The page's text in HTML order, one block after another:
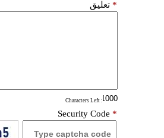
تعليق *
: Characters Left
Security Code *